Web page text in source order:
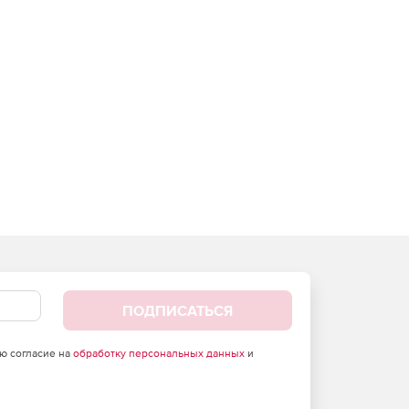
ПОДПИСАТЬСЯ
согласие на обработку персональных данныхи